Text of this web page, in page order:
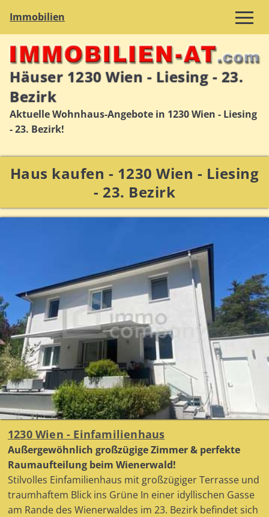
Immobilien
Häuser 1230 Wien - Liesing - 23.
Bezirk
Aktuelle Wohnhaus-Angebote in 1230 Wien - Liesing
- 23. Bezirk!
Haus kaufen - 1230 Wien - Liesing
- 23. Bezirk
1230 Wien - Einfamilienhaus
Außergewöhnlich großzügige Zimmer & perfekte
Raumaufteilung beim Wienerwald!
Stilvolles Einfamilienhaus mit großzügiger Terrasse und
traumhaftem Blick ins Grüne In einer idyllischen Gasse
am Rande des Wienerwaldes im 23. Bezirk befindet sich